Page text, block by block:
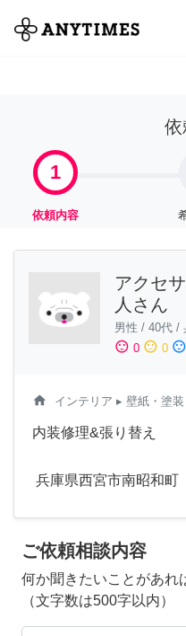
全て
依
1
依頼内容
アクセ
人さん
男性 / 40代 /
sentiment_satisfied 0 sentiment_neutral 0 sentiment_dissatisfied
home インテリア ▸ 壁紙・塗装
内装修理&張り替え
兵庫県西宮市南昭和町
ご依頼相談内容
何か聞きたいことがあれ
（文字数は500字以内）